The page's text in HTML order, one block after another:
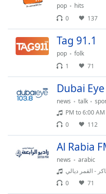
pop
hits
0
137
Tag 91.1
pop
folk
1
71
Dubai
news talk
PM to 6:00
0
112
Al Rabia
news
arabic
- القمر ديالي
0
71